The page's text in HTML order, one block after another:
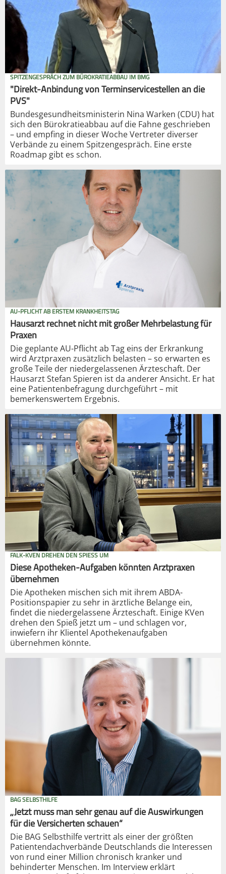
SPITZENGESPRÄCH ZUM BÜROKRATIEABBAU IM BMG
"Direkt-Anbindung von Terminservicestellen an die
PVS"
Bundesgesundheitsministerin Nina Warken (CDU) hat
sich den Bürokratieabbau auf die Fahne geschrieben
– und empfing in dieser Woche Vertreter diverser
Verbände zu einem Spitzengespräch. Eine erste
Roadmap gibt es schon.
AU-PFLICHT AB ERSTEM KRANKHEITSTAG
Hausarzt rechnet nicht mit großer Mehrbelastung für
Praxen
Die geplante AU-Pflicht ab Tag eins der Erkrankung
wird Arztpraxen zusätzlich belasten – so erwarten es
große Teile der niedergelassenen Ärzteschaft. Der
Hausarzt Stefan Spieren ist da anderer Ansicht. Er hat
eine Patientenbefragung durchgeführt – mit
bemerkenswertem Ergebnis.
FALK-KVEN DREHEN DEN SPIESS UM
Diese Apotheken-Aufgaben könnten Arztpraxen
übernehmen
Die Apotheken mischen sich mit ihrem ABDA-
Positionspapier zu sehr in ärztliche Belange ein,
findet die niedergelassene Ärzteschaft. Einige KVen
drehen den Spieß jetzt um – und schlagen vor,
inwiefern ihr Klientel Apothekenaufgaben
übernehmen könnte.
BAG SELBSTHILFE
„Jetzt muss man sehr genau auf die Auswirkungen
für die Versicherten schauen“
Die BAG Selbsthilfe vertritt als einer der größten
Patientendachverbände Deutschlands die Interessen
von rund einer Million chronisch kranker und
behinderter Menschen. Im Interview erklärt